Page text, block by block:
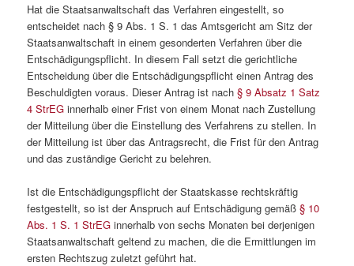
Hat die Staatsanwaltschaft das Verfahren eingestellt, so
entscheidet nach § 9 Abs. 1 S. 1 das Amtsgericht am Sitz der
Staatsanwaltschaft in einem gesonderten Verfahren über die
Entschädigungspflicht. In diesem Fall setzt die gerichtliche
Entscheidung über die Entschädigungspflicht einen Antrag des
Beschuldigten voraus. Dieser Antrag ist nach§ 9 Absatz 1 Satz
4 StrEG innerhalb einer Frist von einem Monat nach Zustellung
der Mitteilung über die Einstellung des Verfahrens zu stellen. In
der Mitteilung ist über das Antragsrecht, die Frist für den Antrag
und das zuständige Gericht zu belehren.
Ist die Entschädigungspflicht der Staatskasse rechtskräftig
festgestellt, so ist der Anspruch auf Entschädigung gemäß§ 10
Abs. 1 S. 1 StrEG innerhalb von sechs Monaten bei derjenigen
Staatsanwaltschaft geltend zu machen, die die Ermittlungen im
ersten Rechtszug zuletzt geführt hat.